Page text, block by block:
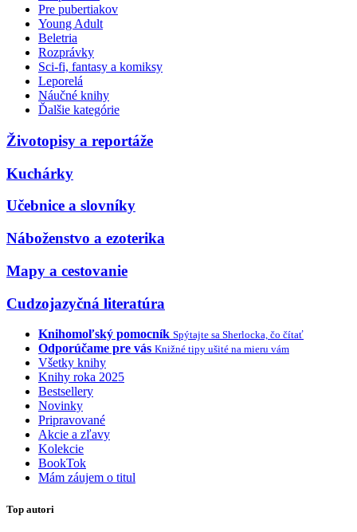
Pre pubertiakov
Young Adult
Beletria
Rozprávky
Sci-fi, fantasy a komiksy
Leporelá
Náučné knihy
Ďalšie kategórie
Životopisy a reportáže
Kuchárky
Učebnice a slovníky
Náboženstvo a ezoterika
Mapy a cestovanie
Cudzojazyčná literatúra
Knihomoľský pomocník Spýtajte sa Sherlocka, čo čítať
Odporúčame pre vás Knižné tipy ušité na mieru vám
Všetky knihy
Knihy roka 2025
Bestsellery
Novinky
Pripravované
Akcie a zľavy
Kolekcie
BookTok
Mám záujem o titul
Top autori